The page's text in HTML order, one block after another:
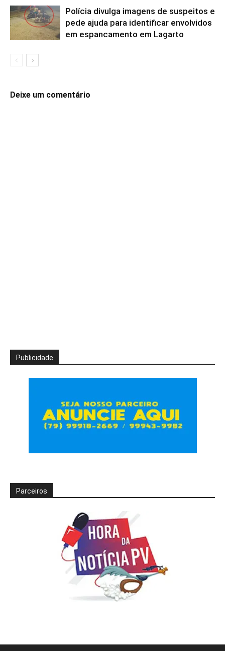
Polícia divulga imagens de suspeitos e
pede ajuda para identificar envolvidos
em espancamento em Lagarto
Deixe um comentário
Publicidade
Parceiros